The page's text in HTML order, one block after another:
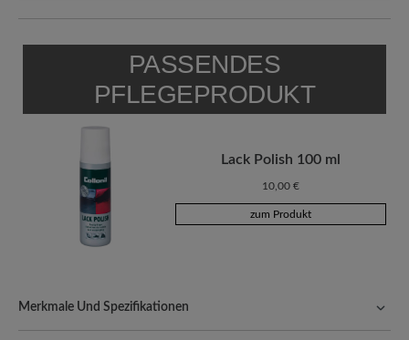
PASSENDES
PFLEGEPRODUKT
Lack Polish 100 ml
10,00 €
zum Produkt
Merkmale Und Spezifikationen